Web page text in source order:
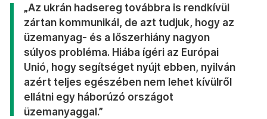
„Az ukrán hadsereg továbbra is rendkívül
zártan kommunikál, de azt tudjuk, hogy az
üzemanyag- és a lőszerhiány nagyon
súlyos probléma. Hiába ígéri az Európai
Unió, hogy segítséget nyújt ebben, nyilván
azért teljes egészében nem lehet kívülről
ellátni egy háborúzó országot
üzemanyaggal.”